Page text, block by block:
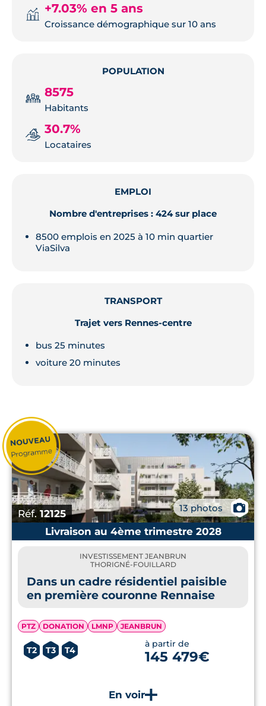
+7.03% en 5 ans
Croissance démographique sur 10 ans
POPULATION
8575
Habitants
30.7%
Locataires
EMPLOI
Nombre d'entreprises : 424 sur place
8500 emplois en 2025 à 10 min quartier
ViaSilva
TRANSPORT
Trajet vers Rennes-centre
bus 25 minutes
voiture 20 minutes
Réf. 12125 13 photos
📷
Livraison au 4ème trimestre 2028
INVESTISSEMENT JEANBRUN
THORIGNÉ-FOUILLARD
Dans un cadre résidentiel paisible
en première couronne Rennaise
PTZ DONATION LMNP JEANBRUN
T2 T3 T4
à partir de
145 479€